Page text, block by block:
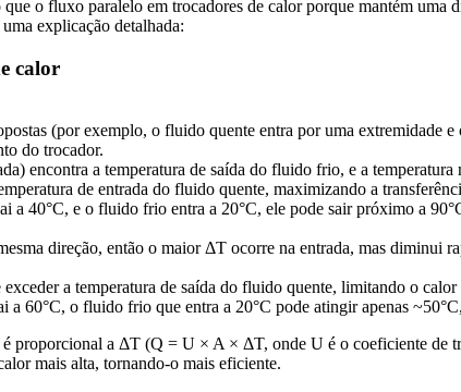
o fluxo paralelo em trocadores de calor porque mantém
explicação detalhada:
calor
(por exemplo, o fluido quente entra por uma extremidade
do trocador.
encontra a temperatura de saída do fluido frio, e a
de entrada do fluido quente, maximizando a
a 40°C, e o fluido frio entra a 20°C, ele pode sair próximo a
direção, então o maior ΔT ocorre na entrada, mas diminui
a temperatura de saída do fluido quente, limitando o
a 60°C, o fluido frio que entra a 20°C pode atingir apenas
proporcional a ΔT (Q = U × A × ΔT, onde U é o coeficiente de
mais alta, tornando-o mais eficiente.